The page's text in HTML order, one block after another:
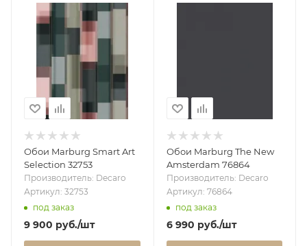
Обои Marburg Smart Art
Selection 32753
Производитель: Decaro
Артикул: 32753
под заказ
9 900 руб./шт
Обои Marburg The New
Amsterdam 76864
Производитель: Decaro
Артикул: 76864
под заказ
6 990 руб./шт